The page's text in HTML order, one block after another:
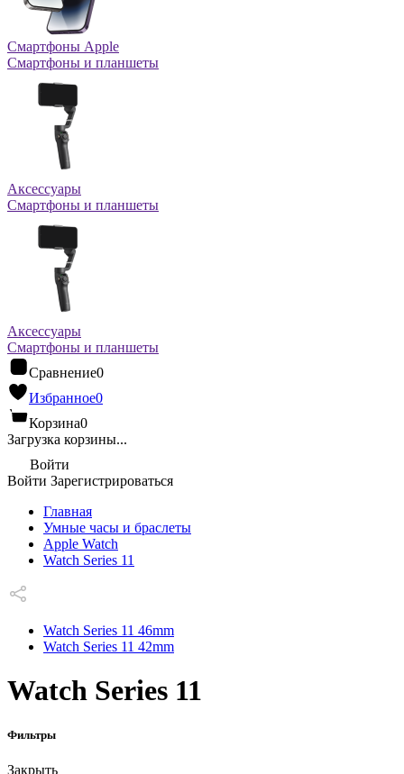
Смартфоны Apple
Смартфоны и планшеты
Аксессуары
Смартфоны и планшеты
Аксессуары
Смартфоны и планшеты
Сравнение0
Избранное0
Корзина0
Загрузка корзины...
Войти
Войти Зарегистрироваться
Главная
Умные часы и браслеты
Apple Watch
Watch Series 11
Watch Series 11 46mm
Watch Series 11 42mm
Watch Series 11
Фильтры
Закрыть